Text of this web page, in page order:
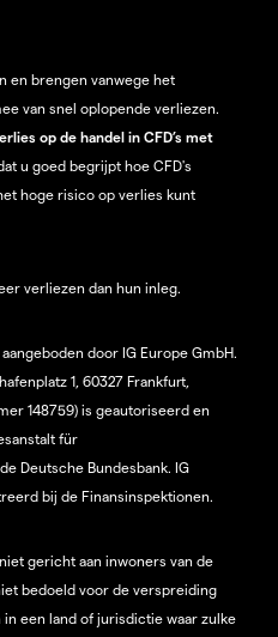
en brengen vanwege het
van snel oplopende verliezen.
op de handel in CFD’s met
u goed begrijpt hoe CFD's
hoge risico op verlies kunt
verliezen dan hun inleg.
door IG Europe GmbH.
1, 60327 Frankfurt,
148759) is geautoriseerd en
für
Deutsche Bundesbank. IG
bij de Finansinspektionen.
gericht aan inwoners van de
bedoeld voor de verspreiding
een land of jurisdictie waar zulke